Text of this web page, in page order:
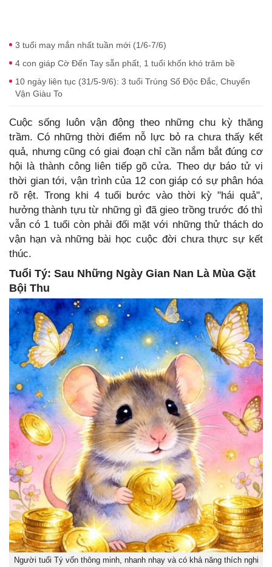
3 tuổi may mắn nhất tuần mới (1/6-7/6)
4 con giáp Cờ Đến Tay sẵn phất, 1 tuổi khốn khó trăm bề
10 ngày liên tục (31/5-9/6): 3 tuổi Trúng Số Độc Đắc, Chuyển
Vận Giàu To
Cuộc sống luôn vận động theo những chu kỳ thăng
trầm. Có những thời điểm nỗ lực bỏ ra chưa thấy kết
quả, nhưng cũng có giai đoạn chỉ cần nắm bắt đúng cơ
hội là thành công liên tiếp gõ cửa. Theo dự báo tử vi
thời gian tới, vận trình của 12 con giáp có sự phân hóa
rõ rệt. Trong khi 4 tuổi bước vào thời kỳ "hái quả",
hưởng thành tựu từ những gì đã gieo trồng trước đó thì
vẫn có 1 tuổi còn phải đối mặt với những thử thách do
vận hạn và những bài học cuộc đời chưa thực sự kết
thúc.
Tuổi Tý: Sau Những Ngày Gian Nan Là Mùa Gặt
Bội Thu
Người tuổi Tý vốn thông minh, nhanh nhạy và có khả năng thích nghi